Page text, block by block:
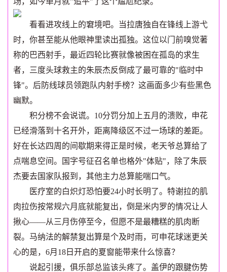
看看进攻线上的窘境吧。当拉唐独自在锋线上游弋
时，你甚至能从他眼神里读出孤独。这位以门前嗅觉著
称的巴西射手，最近四轮比赛就像被困在孤岛的求生
者，三度头球救主的朱辰杰反倒成了最可靠的"临时中
锋"。后防线球员领跑队内射手榜？这画面多少有些黑色
幽默。
积分榜不会说谎。10分罚分加上五月的溃败，申花
已经滑落到十名开外，距离降级区不过一场球的差距。
好在长达四周的间歇期来得正是时候，老天爷总算给了
点喘息空间。国字号征召名单也格外"体贴"，除了朱辰
杰要去国家队报到，其他主力总算能喘口气。
医疗室的白炽灯恐怕要24小时长明了。特谢拉的肌
肉拉伤按常规六月底就能复出，倒是米内罗的情况让人
揪心——从三月伤停至今，但愿不是最糟糕的肌肉断
裂。马纳法的解禁复出算是个及时雨，可申花球迷更关
心的是，6月18日开启的夏窗能带来什么惊喜？
说起引援，俱乐部总监该头疼了。盖伊的跟腱伤势